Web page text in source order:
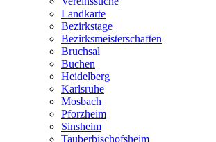
Landkarte
Bezirkstage
Bezirksmeisterschaften
Bruchsal
Buchen
Heidelberg
Karlsruhe
Mosbach
Pforzheim
Sinsheim
Tauberbischofsheim